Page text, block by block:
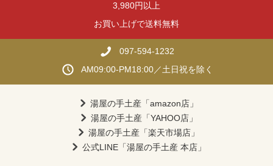
3,980円以上
お買い上げで送料無料
097-594-1232
AM09:00-PM18:00／土日祝を除く
湯屋の手土産「amazon店」
湯屋の手土産「YAHOO店」
湯屋の手土産「楽天市場店」
公式LINE「湯屋の手土産 本店」